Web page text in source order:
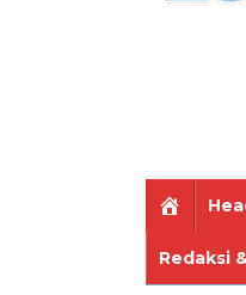
Redaksi